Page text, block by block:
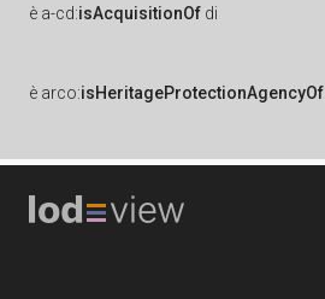
è a-cd:isAcquisitionOf di
è arco:isHeritageProtectionAgencyOf